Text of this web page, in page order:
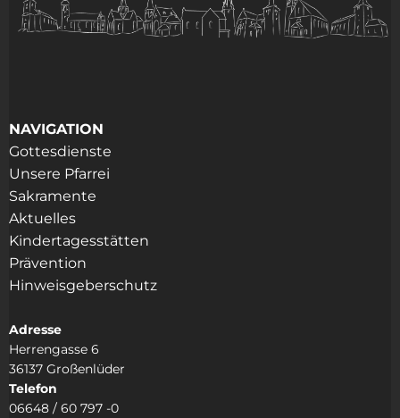
NAVIGATION
Gottesdienste
Unsere Pfarrei
Sakramente
Aktuelles
Kindertagesstätten
Prävention
Hinweisgeberschutz
Adresse
Herrengasse 6
36137 Großenlüder
Telefon
06648 / 60 797 -0